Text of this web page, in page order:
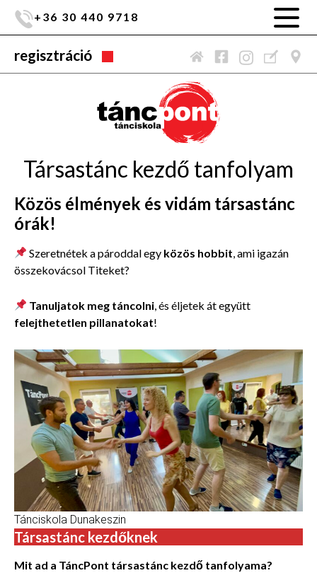
+36 30 440 9718
regisztráció
Társastánc kezdő tanfolyam
Közös élmények és vidám társastánc
órák!
Szeretnétek a pároddal egy közös hobbit, ami igazán
összekovácsol Titeket?
Tanuljatok meg táncolni, és éljetek át együtt
felejthetetlen pillanatokat!
Tánciskola Dunakeszin
Társastánc kezdőknek
Mit ad a TáncPont társastánc kezdő tanfolyama?